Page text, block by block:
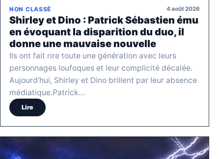
NON CLASSÉ 4 août 2026
Shirley et Dino : Patrick Sébastien ému
en évoquant la disparition du duo, il
donne une mauvaise nouvelle
Ils ont fait rire toute une génération avec leurs
personnages loufoques et leur complicité décalée.
Aujourd’hui, Shirley et Dino brillent par leur absence
médiatique.Patrick…
Lire